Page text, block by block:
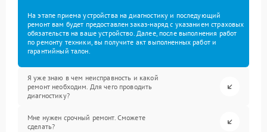
На этапе приема устройства на диагностику и последующий
ремонт вам будет предоставлен заказ-наряд с указанием страховых
обязательств на ваше устройство. Далее, после выполнения работ
по ремонту техники, вы получите акт выполненных работ и
гарантийный талон.
Я уже знаю в чем неисправность и какой
ремонт необходим. Для чего проводить
диагностику?
Мне нужен срочный ремонт. Сможете
сделать?